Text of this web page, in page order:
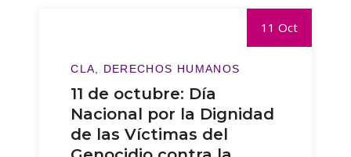
11 Oct
CLA DERECHOS HUMANOS
11 de octubre: Día
Nacional por la Dignidad
de las Víctimas del